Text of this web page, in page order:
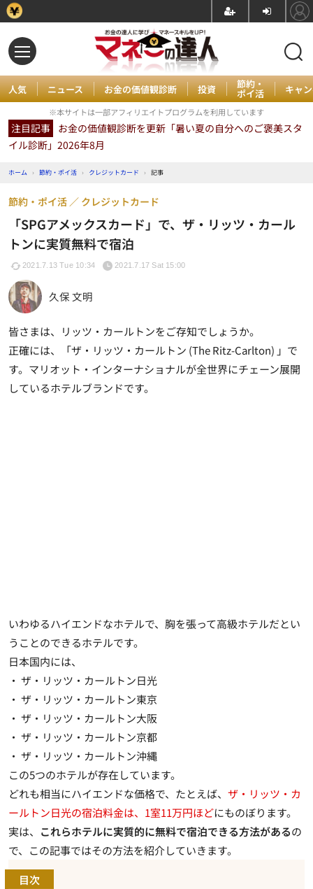
人気 ニュース お金の価値観診断 投資 節約・
ポイ活 キャ
※本サイトは一部アフィリエイトプログラムを利用しています
注目記事 お金の価値観診断を更新「暑い夏の自分へのご褒美スタ
イル診断」2026年8月
ホーム › 節約・ポイ活 › クレジットカード › 記事
「SPGアメックスカード」で、ザ・リッツ・カール
トンに実質無料で宿泊
節約・ポイ活 クレジットカード
2021.7.13 Tue 10:34 2021.7.17 Sat 15:00
久保 文明
皆さまは、リッツ・カールトンをご存知でしょうか。
正確には、「ザ・リッツ・カールトン (The Ritz-Carlton) 」で
す。マリオット・インターナショナルが全世界にチェーン展開
しているホテルブランドです。
いわゆるハイエンドなホテルで、胸を張って高級ホテルだとい
うことのできるホテルです。
日本国内には、
・ ザ・リッツ・カールトン日光
・ ザ・リッツ・カールトン東京
・ ザ・リッツ・カールトン大阪
・ ザ・リッツ・カールトン京都
・ ザ・リッツ・カールトン沖縄
この5つのホテルが存在しています。
どれも相当にハイエンドな価格で、たとえば、 ザ・リッツ・カ
ールトン日光の宿泊料金は、1室11万円ほどにものぼります。
実は、 これらホテルに実質的に無料で宿泊できる方法があるの
で、この記事ではその方法を紹介していきます。
目次